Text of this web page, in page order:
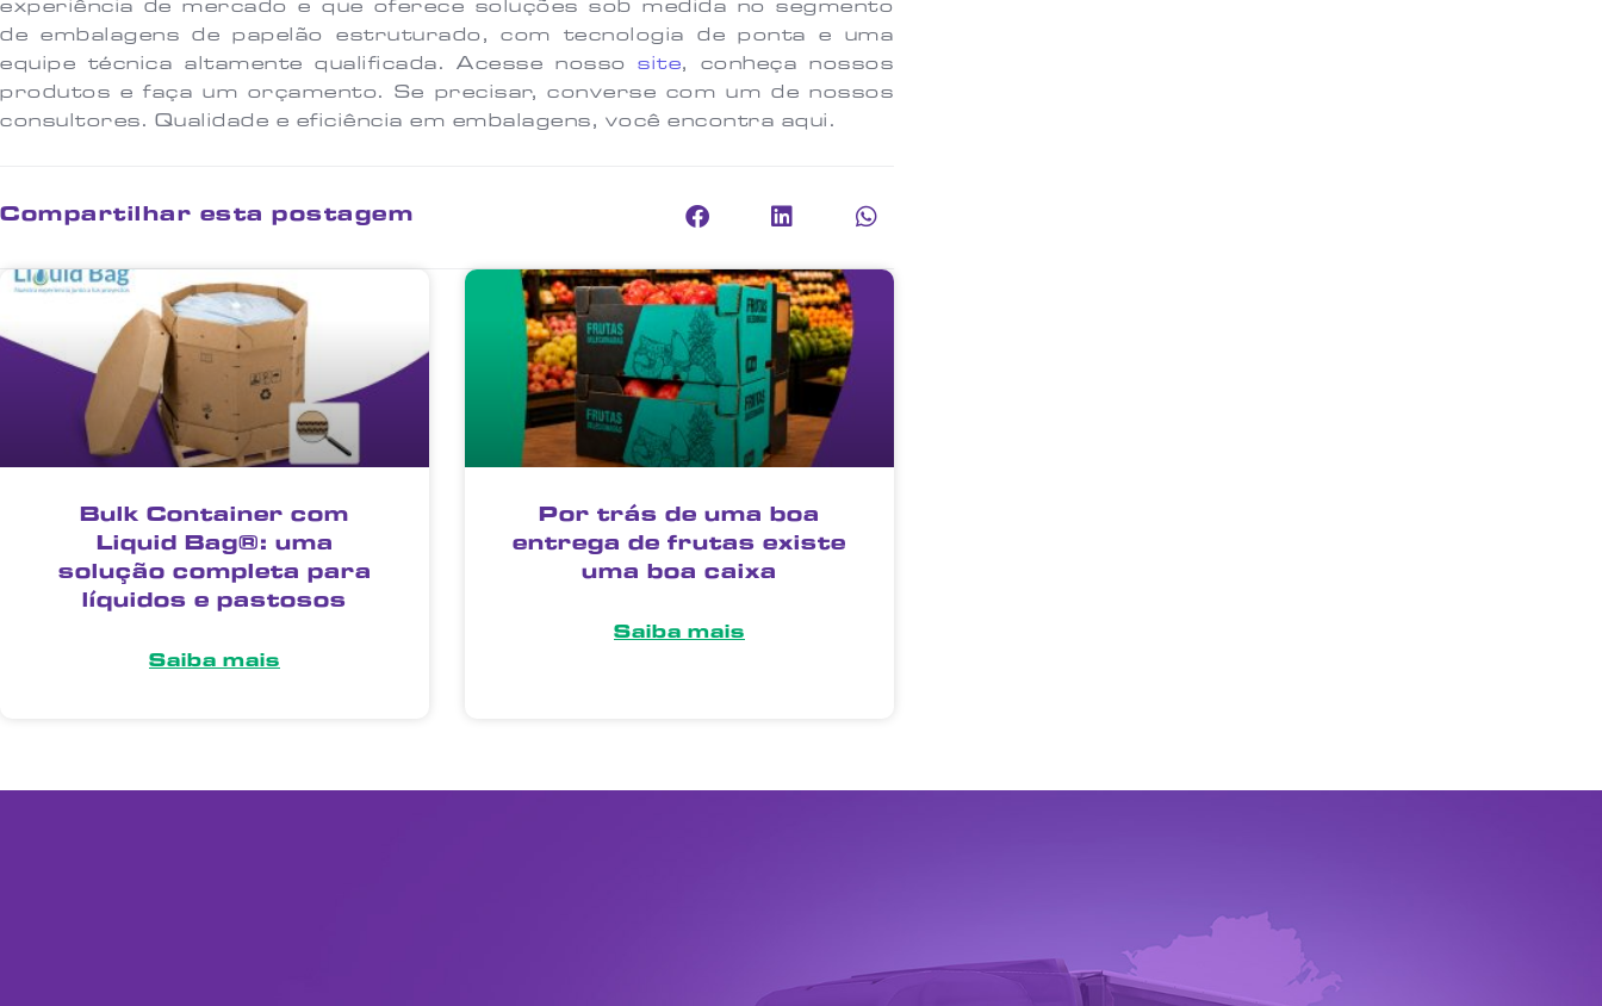
experiência de mercado e que oferece soluções sob medida no segmento
de embalagens de papelão estruturado, com tecnologia de ponta e uma
equipe técnica altamente qualificada. Acesse nossosite, conheça nossos
produtos e faça um orçamento. Se precisar, converse com um de nossos
consultores. Qualidade e eficiência em embalagens, você encontra aqui.
Compartilhar esta postagem
Bulk Container com
Liquid Bag®: uma
solução completa para
líquidos e pastosos
Saiba mais
Por trás de uma boa
entrega de frutas existe
uma boa caixa
Saiba mais